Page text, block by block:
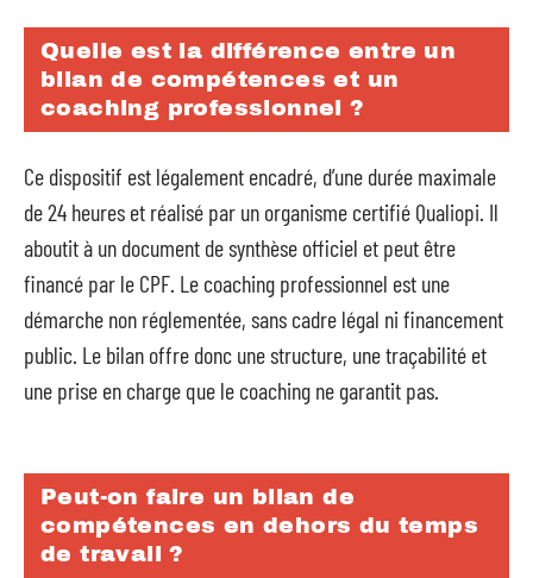
Quelle est la différence entre un
bilan de compétences et un
coaching professionnel ?
Ce dispositif est légalement encadré, d’une durée maximale
de 24 heures et réalisé par un organisme certifié Qualiopi. Il
aboutit à un document de synthèse officiel et peut être
financé par le CPF. Le coaching professionnel est une
démarche non réglementée, sans cadre légal ni financement
public. Le bilan offre donc une structure, une traçabilité et
une prise en charge que le coaching ne garantit pas.
Peut-on faire un bilan de
compétences en dehors du temps
de travail ?